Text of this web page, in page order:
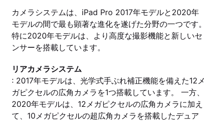
カメラシステムは、iPad Pro 2017年モデルと2020年
モデルの間で最も顕著な進化を遂げた分野の一つです。
特に2020年モデルは、より高度な撮影機能と新しいセ
ンサーを搭載しています。
リアカメラシステム
: 2017年モデルは、光学式手ぶれ補正機能を備えた12メ
ガピクセルの広角カメラを1つ搭載しています。 一方、
2020年モデルは、12メガピクセルの広角カメラに加え
て、10メガピクセルの超広角カメラを搭載したデュア